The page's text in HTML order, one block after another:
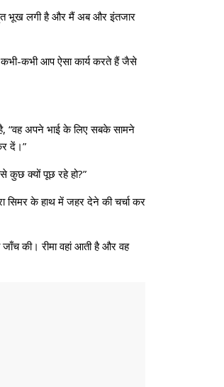
भूख लगी है और मैं अब और इंतजार
कभी आप ऐसा कार्य करते हैं जैसे
“वह अपने भाई के लिए सबके सामने
दें।”
कुछ क्यों पूछ रहे हो?”
सिमर के हाथ में जहर देने की चर्चा कर
की। रीमा वहां आती है और वह